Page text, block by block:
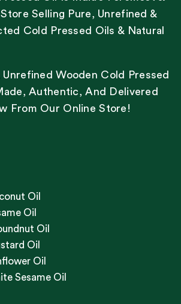
Selling Pure, Unrefined &
Cold Pressed Oils & Natural
Unrefined Wooden Cold Pressed
Authentic, And Delivered
From Our Online Store!
Oil
Oil
Oil
Oil
Oil
Sesame Oil